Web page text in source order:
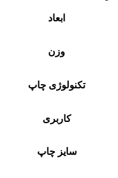
ابعاد
وزن
تکنولوژی چاپ
کاربری
سایز چاپ